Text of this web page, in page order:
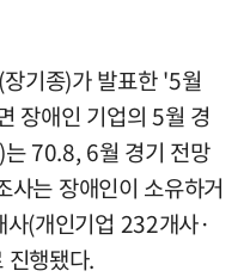
기종)가 발표한 '5월
장애인 기업의 5월 경
70.8, 6월 경기 전망
는 장애인이 소유하거
(개인기업 232개사·
행됐다.